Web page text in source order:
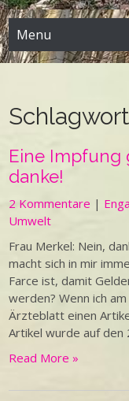
Menu
Eine Impfung
danke!
2 Kommentare |
Umwelt
Frau Merkel: Nein,
macht sich in mir
Farce ist, damit
werden? Wenn ich
Ärzteblatt einen
Artikel wurde auf den
Read More »